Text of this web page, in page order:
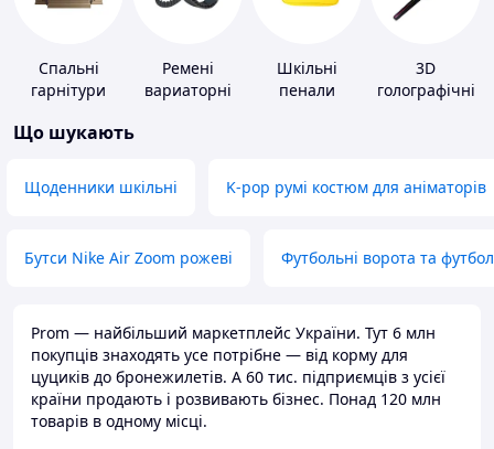
Спальні
гарнітури
Ремені
вариаторні
Шкільні
пенали
3D
голографічні
Що шукають
Щоденники шкільні K-pop румі костюм для аніматорів
Бутси Nike Air Zoom рожеві Футбольні ворота та
Prom — найбільший маркетплейс України. Тут 6 млн
покупців знаходять усе потрібне — від корму для
цуциків до бронежилетів. А 60 тис. підприємців з усієї
країни продають і розвивають бізнес. Понад 120 млн
товарів в одному місці.